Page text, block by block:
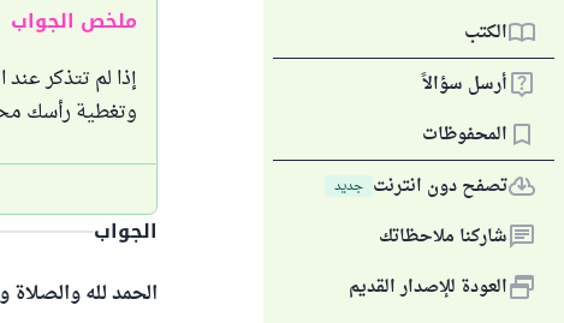
الكتب
أرسل سؤالاً
المحفوظات
تصفح دون انترنت جديد
شاركنا ملاحظاتك
العودة للإصدار القديم
ملخص الجواب
إذا لم تتذكر عند
وتغطية رأسك
الجواب
الحمد لله